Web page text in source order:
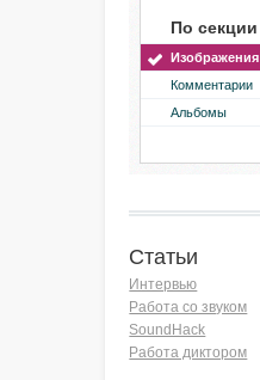
По секции
Изображения
Комментарии
Альбомы
Статьи
Интервью
Работа со звуком
SoundHack
Работа диктором